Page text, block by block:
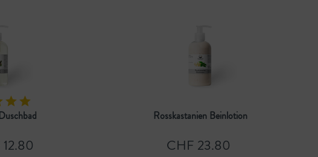
Rosskastanien Beinlotion
CHF 23.80